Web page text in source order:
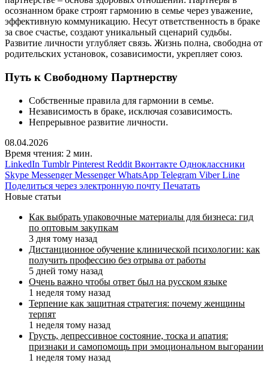
осознанном браке строят гармонию в семье через уважение,
эффективную коммуникацию. Несут ответственность в браке
за свое счастье, создают уникальный сценарий судьбы.
Развитие личности углубляет связь. Жизнь полна, свободна от
родительских установок, созависимости, укрепляет союз.
Путь к Свободному Партнерству
Собственные правила для гармонии в семье.
Независимость в браке, исключая созависимость.
Непрерывное развитие личности.
08.04.2026
Время чтения: 2 мин.
LinkedIn Tumblr Pinterest Reddit Вконтакте Одноклассники
Skype Messenger Messenger WhatsApp Telegram Viber Line
Поделиться через электронную почту Печатать
Новые статьи
Как выбрать упаковочные материалы для бизнеса: гид
по оптовым закупкам
3 дня тому назад
Дистанционное обучение клинической психологии: как
получить профессию без отрыва от работы
5 дней тому назад
Очень важно чтобы ответ был на русском языке
1 неделя тому назад
Терпение как защитная стратегия: почему женщины
терпят
1 неделя тому назад
Грусть, депрессивное состояние, тоска и апатия:
признаки и самопомощь при эмоциональном выгорании
1 неделя тому назад